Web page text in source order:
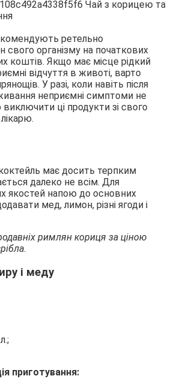
ретельно
свого організму на початкових
коштів. Якщо має місце рідкий
відчуття в животі, варто
У разі, коли навіть після
неприємні симптоми не
ці продукти зі свого
має досить терпким
далеко не всім. Для
якостей напою до основних
мед, лимон, різні ягоди і
римлян кориця за ціною
і меду
приготування: